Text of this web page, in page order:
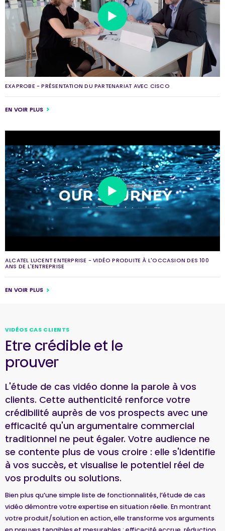
EXAPROBE - PRÉSENTATION DU PARTENARIAT AVEC CISCO
EN VOIR PLUS
ALCATEL LUCENT ENTERPRISE - VIDÉO PRODUITE À L'OCCASION DES 100
ANS DE L'ENTREPRISE
EN VOIR PLUS
VIDÉOS CAS CLIENTS
Etre crédible et le
prouver
L'étude de cas vidéo donne la parole à vos
clients. Cette authenticité renforce votre
crédibilité auprès de vos prospects avec une
efficacité qu'un argumentaire commercial
traditionnel ne peut égaler. Votre audience ne
se contente plus de vous croire : elle s'identifie
à vos succès, et visualise le potentiel réel de
vos produits ou solutions.
Bien plus qu’une simple liste de fonctionnalités, l’étude de cas
vidéo démontre votre expertise en situation réelle. En montrant
votre produit/solution en action, elle transforme vos arguments